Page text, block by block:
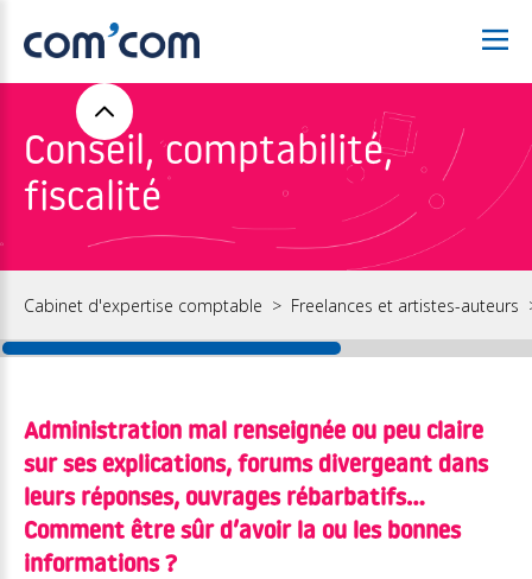
Conseil, comptabilité,
fiscalité
Cabinet d'expertise comptable Freelances et artistes-auteurs
Administration mal renseignée ou peu claire
sur ses explications, forums divergeant dans
leurs réponses, ouvrages rébarbatifs…
Comment être sûr d’avoir la ou les bonnes
informations ?